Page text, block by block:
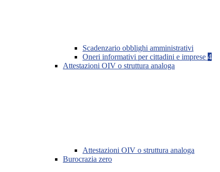
Scadenzario obblighi amministrativi
Oneri informativi per cittadini e imprese 4
Attestazioni OIV o struttura analoga
Attestazioni OIV o struttura analoga
Burocrazia zero